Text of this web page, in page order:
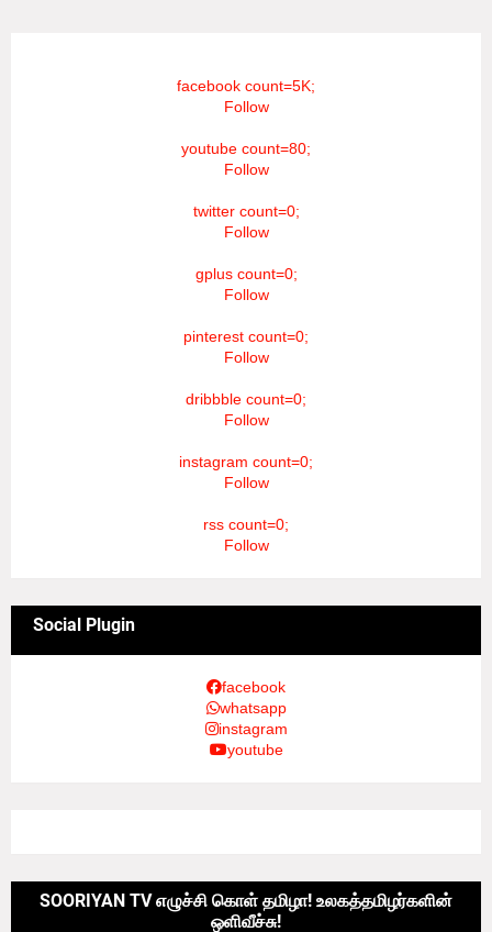
facebook count=5K;
Follow
youtube count=80;
Follow
twitter count=0;
Follow
gplus count=0;
Follow
pinterest count=0;
Follow
dribbble count=0;
Follow
instagram count=0;
Follow
rss count=0;
Follow
Social Plugin
facebook
whatsapp
instagram
youtube
SOORIYAN TV எழுச்சி கொள் தமிழா! உலகத்தமிழர்களின்
ஒளிவீச்சு!